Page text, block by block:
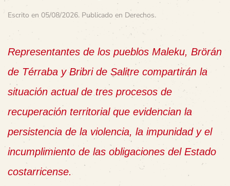
Escrito en 05/08/2026. Publicado en Derechos.
Representantes de los pueblos Maleku, Brörán
de Térraba y Bribri de Salitre compartirán la
situación actual de tres procesos de
recuperación territorial que evidencian la
persistencia de la violencia, la impunidad y el
incumplimiento de las obligaciones del Estado
costarricense.